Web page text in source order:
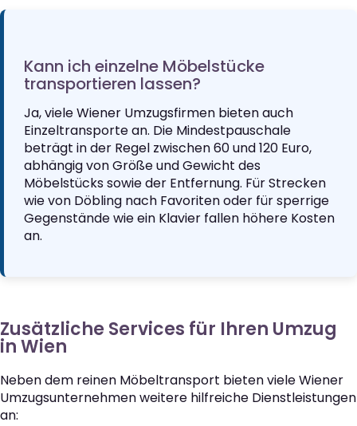
Kann ich einzelne Möbelstücke
transportieren lassen?
Ja, viele Wiener Umzugsfirmen bieten auch
Einzeltransporte an. Die Mindestpauschale
beträgt in der Regel zwischen 60 und 120 Euro,
abhängig von Größe und Gewicht des
Möbelstücks sowie der Entfernung. Für Strecken
wie von Döbling nach Favoriten oder für sperrige
Gegenstände wie ein Klavier fallen höhere Kosten
an.
Zusätzliche Services für Ihren Umzug
in Wien
Neben dem reinen Möbeltransport bieten viele Wiener
Umzugsunternehmen weitere hilfreiche Dienstleistungen
an: